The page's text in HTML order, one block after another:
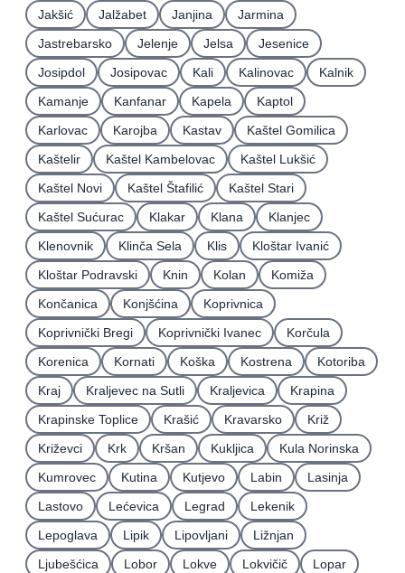
Jakšić
Jalžabet Janjina
Jarmina
Jastrebarsko
Jelenje Jelsa
Jesenice
Josipdol
Josipovac Kali Kalinovac
Kalnik
Kamanje
Kanfanar Kapela
Kaptol
Karlovac
Karojba Kastav
Kaštel Gomilica
Kaštelir
Kaštel Kambelovac
Kaštel Lukšić
Kaštel Novi
Kaštel Štafilić
Kaštel Stari
Kaštel Sućurac
Klakar Klana
Klanjec
Klenovnik
Klinča Sela Klis
Kloštar Ivanić
Kloštar Podravski
Knin Kolan
Komiža
Končanica
Konjšćina
Koprivnica
Koprivnički Bregi
Koprivnički Ivanec
Korčula
Korenica
Kornati Koška Kostrena
Kotoriba
Kraj
Kraljevec na Sutli Kraljevica
Krapina
Krapinske Toplice
Krašić Kravarsko
Križ
Križevci
Krk Kršan Kukljica
Kula Norinska
Kumrovec
Kutina Kutjevo Labin
Lasinja
Lastovo
Lećevica Legrad
Lekenik
Lepoglava
Lipik Lipovljani
Ližnjan
Ljubešćica
Lobor Lokve Lokvičič Lopar